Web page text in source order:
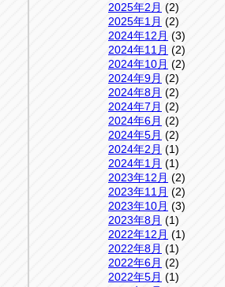
2025年2月 (2)
2025年1月 (2)
2024年12月 (3)
2024年11月 (2)
2024年10月 (2)
2024年9月 (2)
2024年8月 (2)
2024年7月 (2)
2024年6月 (2)
2024年5月 (2)
2024年2月 (1)
2024年1月 (1)
2023年12月 (2)
2023年11月 (2)
2023年10月 (3)
2023年8月 (1)
2022年12月 (1)
2022年8月 (1)
2022年6月 (2)
2022年5月 (1)